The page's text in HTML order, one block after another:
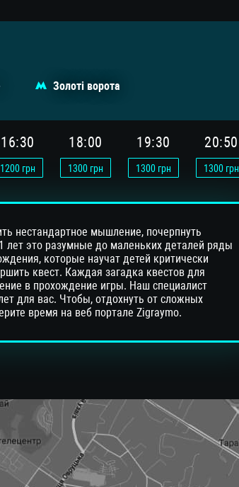
Золоті ворота
16:30
1200 грн
18:00
1300 грн
19:30
1300 грн
20:50
1300 грн
нестандартное мышление, почерпнуть
лет это разумные до маленьких деталей ряды
которые научат детей критически
квест. Каждая загадка квестов для
в прохождение игры. Наш специалист
для вас. Чтобы, отдохнуть от сложных
время на веб портале Zigraymo.